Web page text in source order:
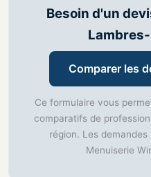
Besoin d'un
Comparer les
Ce formulaire vous
comparatifs de
région. Les
Menuiserie